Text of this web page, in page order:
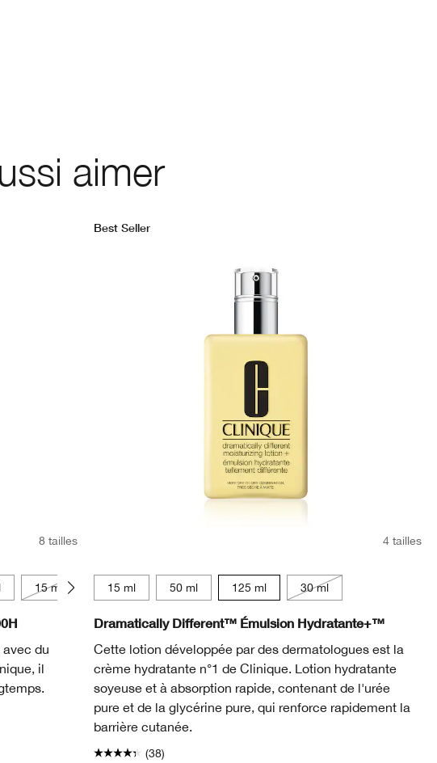
aimer
8 tailles
15 ml 15 ml 15 ml
du
il
Best Seller
4 tailles
15 ml 50 ml 125 ml 30 ml
Dramatically Different™ Émulsion Hydratante+™
Cette lotion développée par des dermatologues est la
crème hydratante n°1 de Clinique. Lotion hydratante
soyeuse et à absorption rapide, contenant de l'urée
pure et de la glycérine pure, qui renforce rapidement la
barrière cutanée.
(38)